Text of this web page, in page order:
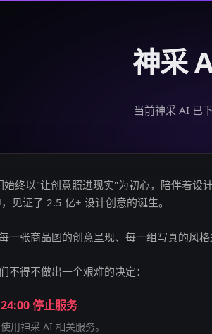
神采
当前神采 AI 已
始终以"让创意照进现实"为初心，陪伴着
见证了 2.5 亿+ 设计创意的诞生。
一张商品图的创意呈现、每一组写真的风
不得不做出一个艰难的决定：
停止服务
用神采 AI 相关服务。